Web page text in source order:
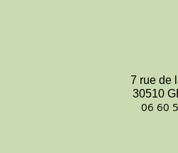
7 rue de
30510
06 60